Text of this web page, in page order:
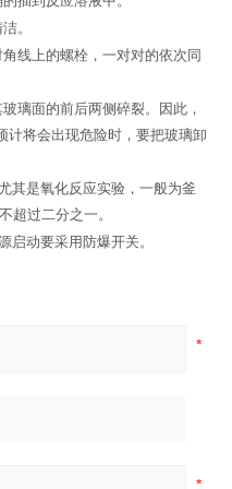
。
线上的螺栓，一对对的依次同
璃面的前后两侧碎裂。因 此，
计将会出现危险时，要把玻璃卸
其是氧化反应实验，一般为釜
超过二分之一。
启动要采用防爆开关。